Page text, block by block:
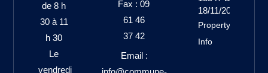
de 8 h
30 à 11
h 30
Le
vendredi
Fax : 09
61 46
37 42
Email :
18/11/2025
Property
Info